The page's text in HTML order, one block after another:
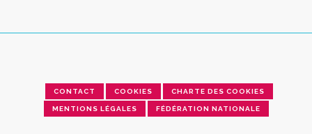
CONTACT COOKIES CHARTE DES COOKIES
MENTIONS LÉGALES FÉDÉRATION NATIONALE